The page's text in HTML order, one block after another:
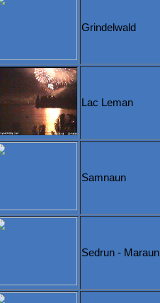
Grindelwald
Lac Leman
Samnaun
Sedrun - Maraun